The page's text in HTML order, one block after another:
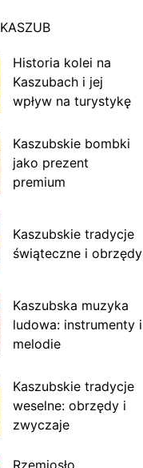
Historia kolei na
Kaszubach i jej
wpływ na turystykę
Kaszubskie bombki
jako prezent
premium
Kaszubskie tradycje
świąteczne i obrzędy
Kaszubska muzyka
ludowa: instrumenty i
melodie
Kaszubskie tradycje
weselne: obrzędy i
zwyczaje
Rzemiosło